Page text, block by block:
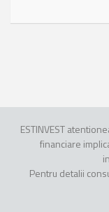
ESTINVEST
financiare
Pentru detalii